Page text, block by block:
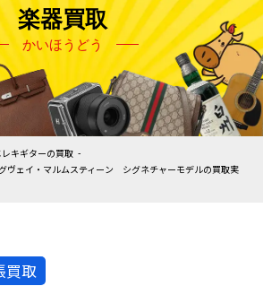
楽器買取
かいほうどう
キギターの買取
ヴェイ・マルムスティーン シグネチャーモデルの買取実
買取